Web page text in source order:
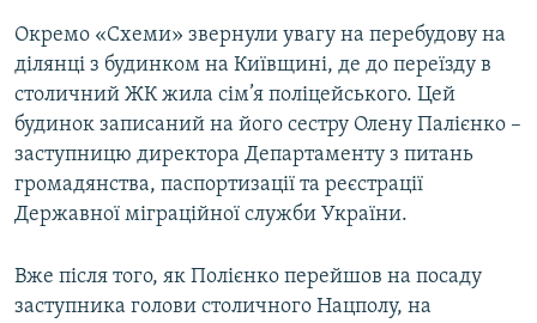
Окремо «Схеми» звернули увагу на перебудову на
ділянці з будинком на Київщині, де до переїзду в
столичний ЖК жила сім’я поліцейського. Цей
будинок записаний на його сестру Олену Палієнко –
заступницю директора Департаменту з питань
громадянства, паспортизації та реєстрації
Державної міграційної служби України.
Вже після того, як Полієнко перейшов на посаду
заступника голови столичного Нацполу, на